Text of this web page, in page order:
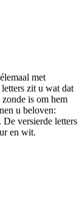
met
zit u wat dat
is om hem
u beloven:
versierde letters
en wit.